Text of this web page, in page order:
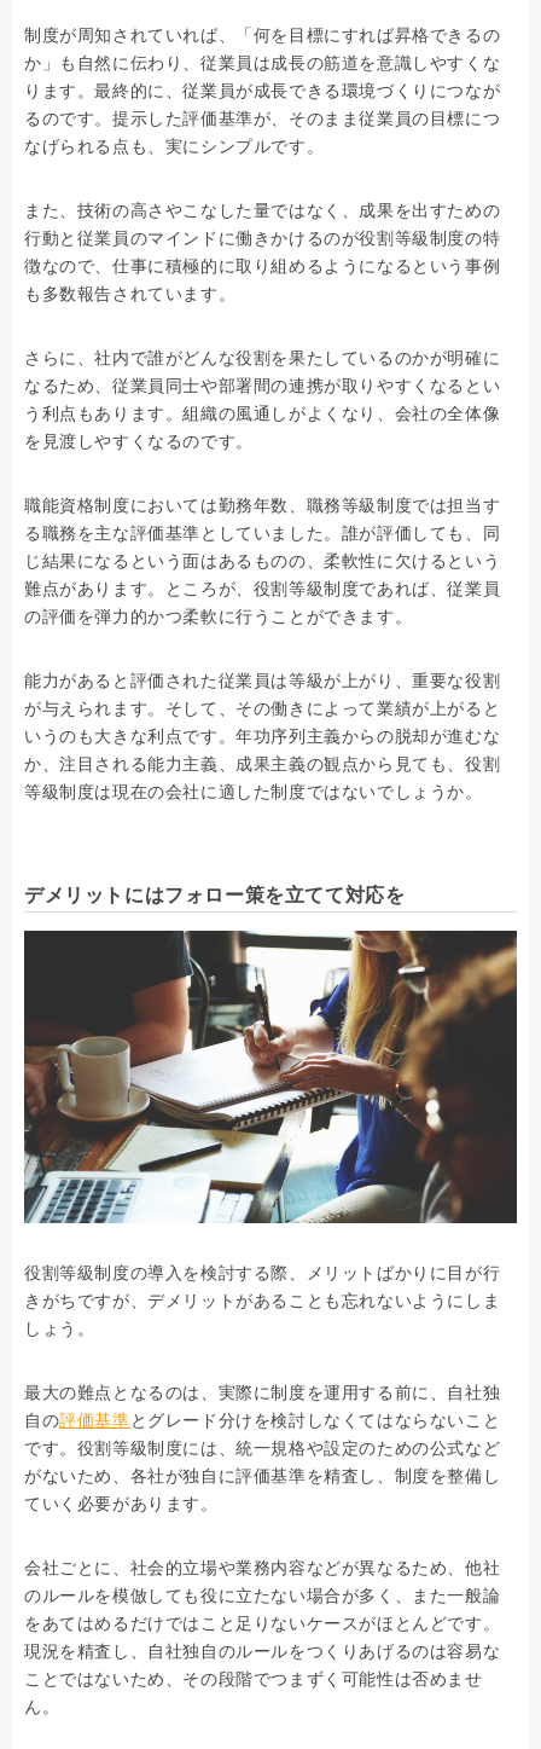
制度が周知されていれば、「何を目標にすれば昇格できるの
か」も自然に伝わり、従業員は成長の筋道を意識しやすくな
ります。最終的に、従業員が成長できる環境づくりにつなが
るのです。提示した評価基準が、そのまま従業員の目標につ
なげられる点も、実にシンプルです。
また、技術の高さやこなした量ではなく、成果を出すための
行動と従業員のマインドに働きかけるのが役割等級制度の特
徴なので、仕事に積極的に取り組めるようになるという事例
も多数報告されています。
さらに、社内で誰がどんな役割を果たしているのかが明確に
なるため、従業員同士や部署間の連携が取りやすくなるとい
う利点もあります。組織の風通しがよくなり、会社の全体像
を見渡しやすくなるのです。
職能資格制度においては勤務年数、職務等級制度では担当す
る職務を主な評価基準としていました。誰が評価しても、同
じ結果になるという面はあるものの、柔軟性に欠けるという
難点があります。ところが、役割等級制度であれば、従業員
の評価を弾力的かつ柔軟に行うことができます。
能力があると評価された従業員は等級が上がり、重要な役割
が与えられます。そして、その働きによって業績が上がると
いうのも大きな利点です。年功序列主義からの脱却が進むな
か、注目される能力主義、成果主義の観点から見ても、役割
等級制度は現在の会社に適した制度ではないでしょうか。
デメリットにはフォロー策を立てて対応を
役割等級制度の導入を検討する際、メリットばかりに目が行
きがちですが、デメリットがあることも忘れないようにしま
しょう。
最大の難点となるのは、実際に制度を運用する前に、自社独
自の評価基準 とグレード分けを検討しなくてはならないこと
です。役割等級制度には、統一規格や設定のための公式など
がないため、各社が独自に評価基準を精査し、制度を整備し
ていく必要があります。
会社ごとに、社会的立場や業務内容などが異なるため、他社
のルールを模倣しても役に立たない場合が多く、また一般論
をあてはめるだけではこと足りないケースがほとんどです。
現況を精査し、自社独自のルールをつくりあげるのは容易な
ことではないため、その段階でつまずく可能性は否めませ
ん。